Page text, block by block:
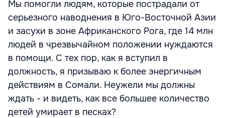
Мы помогли людям, которые пострадали от
серьезного наводнения в Юго-Восточной Азии
и засухи в зоне Африканского Рога, где 14 млн
людей в чрезвычайном положении нуждаются
в помощи. С тех пор, как я вступил в
должность, я призываю к более энергичным
действиям в Сомали. Неужели мы должны
ждать - и видеть, как все большее количество
детей умирает в песках?